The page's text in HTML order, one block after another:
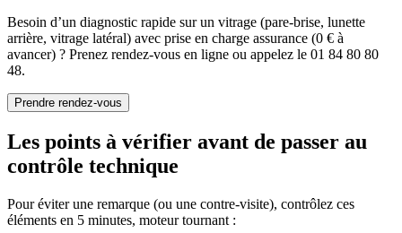
Besoin d’un diagnostic rapide sur un vitrage (pare-brise, lunette
arrière, vitrage latéral) avec prise en charge assurance (0 € à
avancer) ? Prenez rendez-vous en ligne ou appelez le 01 84 80 80
48.
Prendre rendez-vous
Les points à vérifier avant de passer au
contrôle technique
Pour éviter une remarque (ou une contre-visite), contrôlez ces
éléments en 5 minutes, moteur tournant :